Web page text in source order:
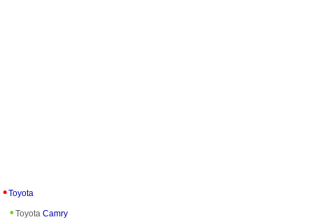
Toyota
Toyota Camry